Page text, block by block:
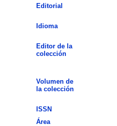
Editorial
Idioma
Editor de la
colección
Volumen de
la colección
ISSN
Área